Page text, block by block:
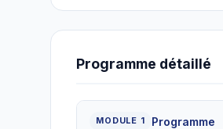
Programme détaillé
MODULE 1 Programme